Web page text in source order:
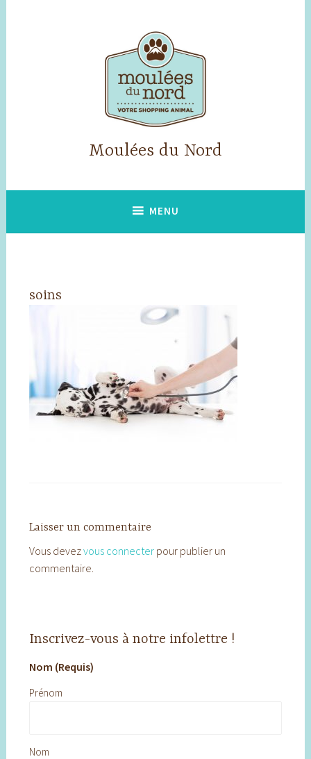
Moulées du Nord
MENU
soins
Laisser un commentaire
Vous devezvous connecterpour publier un
commentaire.
Inscrivez-vous à notre infolettre !
Nom (Requis)
Prénom
Nom